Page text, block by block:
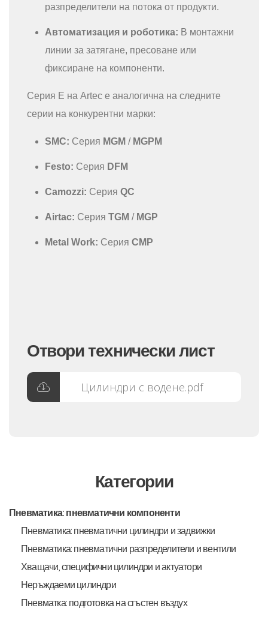
разпределители на потока от продукти.
Автоматизация и роботика: В монтажни
линии за затягане, пресоване или
фиксиране на компоненти.
Серия E на Artec е аналогична на следните
серии на конкурентни марки:
SMC: Серия MGM / MGPM
Festo: Серия DFM
Camozzi: Серия QC
Airtac: Серия TGM / MGP
Metal Work: Серия CMP
Отвори технически лист
Цилиндри с водене.pdf
Категории
Пневматика: пневматични компоненти
Пневматика: пневматични цилиндри и задвижки
Пневматика: пневматични разпределители и вентили
Хващачи, специфични цилиндри и актуатори
Неръждаеми цилиндри
Пневматка: подготовка на сгъстен въздух